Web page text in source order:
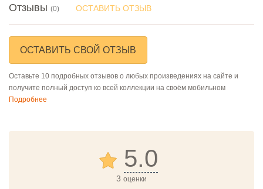
Отзывы (0) ОСТАВИТЬ ОТЗЫВ
ОСТАВИТЬ СВОЙ ОТЗЫВ
Оставьте 10 подробных отзывов о любых произведениях на сайте и
получите полный доступ ко всей коллекции на своём мобильном
Подробнее
5.0
3 оценки